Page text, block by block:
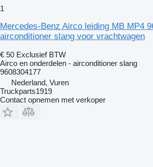
1
Mercedes-Benz Airco leiding MB MP4
airconditioner slang voor vrachtwagen
€ 50 Exclusief BTW
Airco en onderdelen - airconditioner slang
9608304177
Nederland, Vuren
Truckparts1919
Contact opnemen met verkoper